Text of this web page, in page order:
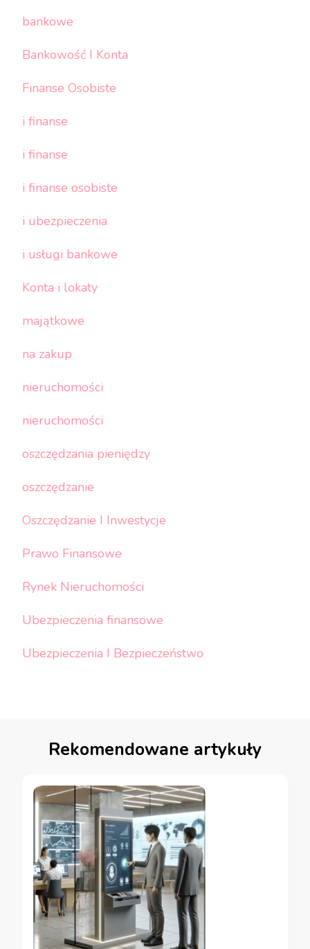
bankowe
Bankowość I Konta
Finanse Osobiste
i finanse
i finanse
i finanse osobiste
i ubezpieczenia
i usługi bankowe
Konta i lokaty
majątkowe
na zakup
nieruchomości
nieruchomości
oszczędzania pieniędzy
oszczędzanie
Oszczędzanie I Inwestycje
Prawo Finansowe
Rynek Nieruchomości
Ubezpieczenia finansowe
Ubezpieczenia I Bezpieczeństwo
Rekomendowane artykuły